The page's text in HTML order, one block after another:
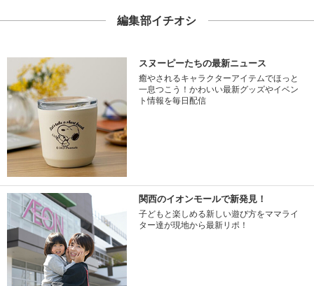
編集部イチオシ
スヌーピーたちの最新ニュース
癒やされるキャラクターアイテムでほっと
一息つこう！かわいい最新グッズやイベン
ト情報を毎日配信
関西のイオンモールで新発見！
子どもと楽しめる新しい遊び方をママライ
ター達が現地から最新リポ！